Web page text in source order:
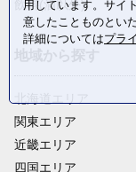
飲料(酒以外)
関東エリア
近畿エリア
四国エリア
用しています。サイ
意したことものとい
詳細についてはプラ